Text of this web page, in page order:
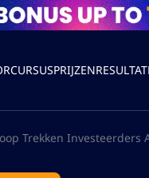
CURSUSPRIJZEN
Trekken